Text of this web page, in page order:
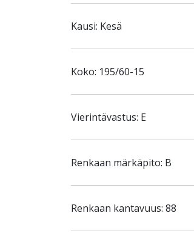
Kausi: Kesä
Koko: 195/60-15
Vierintävastus: E
Renkaan märkäpito: B
Renkaan kantavuus: 88